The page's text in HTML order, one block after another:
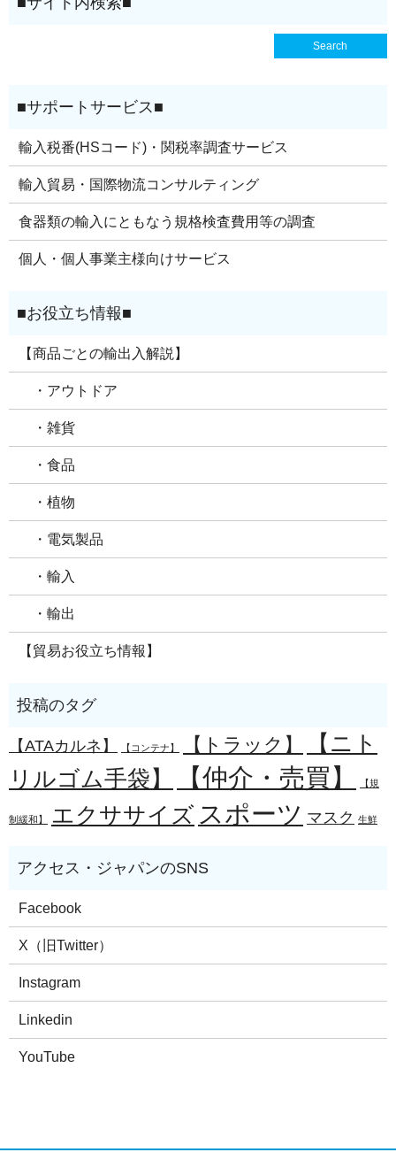
輸入税番(HSコード)・関税率調査サービス
輸入貿易・国際物流コンサルティング
食器類の輸入にともなう規格検査費用等の調査
個人・個人事業主様向けサービス
【商品ごとの輸出入解説】
・アウトドア
・雑貨
・食品
・植物
・電気製品
・輸入
・輸出
【貿易お役立ち情報】
【ATAカルネ】 【コンテナ】 【トラック】
【ニト
リルゴム手袋】
【仲介・売買】 【規
制緩和】 エクササイズ スポーツ マスク 生鮮
Facebook
X（旧Twitter）
Instagram
Linkedin
YouTube